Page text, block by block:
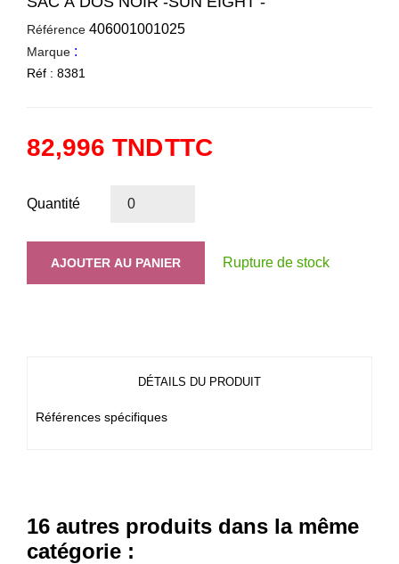
Référence 406001001025
Marque :
Réf : 8381
82,996 TNDTTC
Quantité
AJOUTER AU PANIER Rupture de stock
DÉTAILS DU PRODUIT
Références spécifiques
16 autres produits dans la même
catégorie :